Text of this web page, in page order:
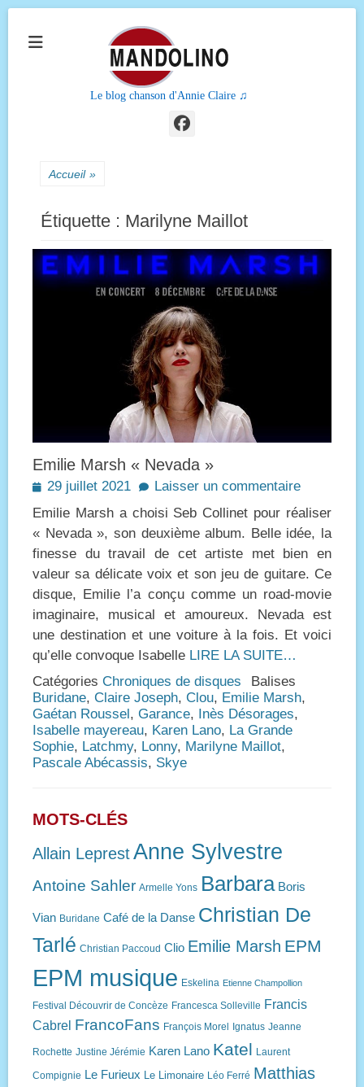
Le blog chanson d'Annie Claire ♫
Facebook
Accueil »
Étiquette : Marilyne Maillot
Emilie Marsh « Nevada »
Posted
29 juillet 2021
Laisser un commentaire
Emilie Marsh a choisi Seb Collinet pour réaliser
« Nevada », son deuxième album. Belle idée, la
finesse du travail de cet artiste met bien en
valeur sa délicate voix et son jeu de guitare. Ce
disque, Emilie l’a conçu comme un road-movie
imaginaire, musical et amoureux. Nevada est
une destination et une voiture à la fois. Et voici
qu’elle convoque Isabelle LIRE LA SUITE…
Catégories Chroniques de disques
Balises
Buridane, Claire Joseph, Clou, Emilie Marsh,
Gaétan Roussel, Garance, Inès Désorages,
Isabelle mayereau, Karen Lano, La Grande
Sophie, Latchmy, Lonny, Marilyne Maillot,
Pascale Abécassis, Skye
MOTS-CLÉS
Allain LeprestAnne Sylvestre
Antoine Sahler Armelle Yons Barbara Boris
Vian Buridane Café de la Danse Christian De
Tarlé Christian Paccoud Clio Emilie Marsh EPM
EPM musique Eskelina Etienne Champollion
Festival Découvrir de Concèze Francesca Solleville Francis
Cabrel FrancoFans François Morel Ignatus Jeanne
Rochette Justine Jérémie Karen Lano Katel Laurent
Compignie Le Furieux Le Limonaire Léo Ferré Matthias